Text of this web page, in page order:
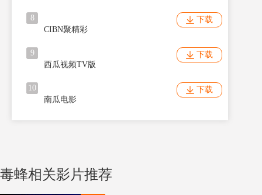
8
CIBN聚精彩
下载
9
西瓜视频TV版
下载
10
南瓜电影
下载
毒蜂相关影片推荐